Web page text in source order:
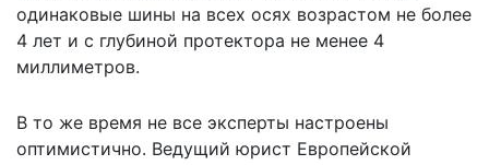
одинаковые шины на всех осях возрастом не более
4 лет и с глубиной протектора не менее 4
миллиметров.
В то же время не все эксперты настроены
оптимистично. Ведущий юрист Европейской